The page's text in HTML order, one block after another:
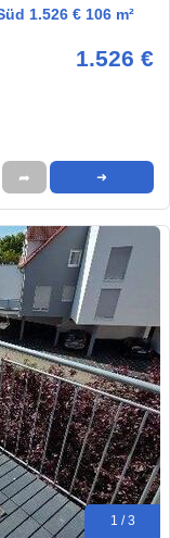
1.526 € 106 m²
1.526 €
➦ ➜
1 / 3